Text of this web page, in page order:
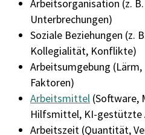
Arbeitsorganisation (z.
Unterbrechungen)
Soziale Beziehungen (z.
Kollegialität, Konflikte)
Arbeitsumgebung
Faktoren)
Arbeitsmittel (Software,
Hilfsmittel, KI-
Arbeitszeit (Quantität,